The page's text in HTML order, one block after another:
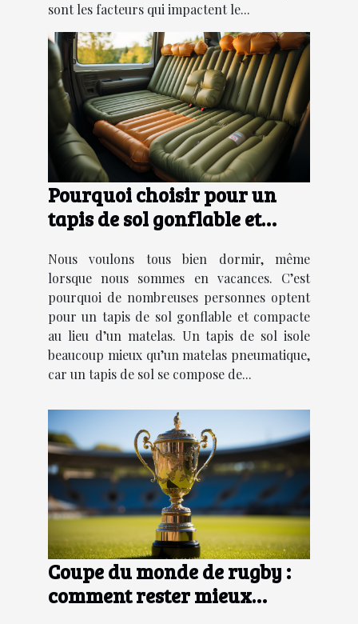
sont les facteurs qui impactent le...
Pourquoi choisir pour un
tapis de sol gonflable et
Nous voulons tous bien dormir, même
lorsque nous sommes en vacances. C’est
pourquoi de nombreuses personnes optent
pour un tapis de sol gonflable et compacte
au lieu d’un matelas. Un tapis de sol isole
beaucoup mieux qu’un matelas pneumatique,
car un tapis de sol se compose de...
Coupe du monde de rugby :
comment rester mieux